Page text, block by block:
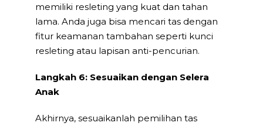
memiliki resleting yang kuat dan tahan
lama. Anda juga bisa mencari tas dengan
fitur keamanan tambahan seperti kunci
resleting atau lapisan anti-pencurian.
Langkah 6: Sesuaikan dengan Selera
Anak
Akhirnya, sesuaikanlah pemilihan tas